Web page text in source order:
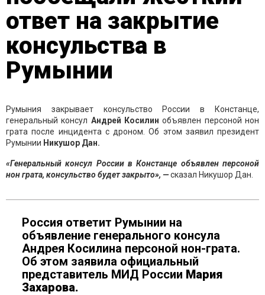
ответ на закрытие
консульства в
Румынии
Румыния закрывает консульство России в Констанце,
генеральный консул Андрей Косилин объявлен персоной нон
грата после инцидента с дроном. Об этом заявил президент
Румынии Никушор Дан.
«Генеральный консул России в Констанце объявлен персоной
нон грата, консульство будет закрыто», —сказал Никушор Дан.
Россия ответит Румынии на
объявление генерального консула
Андрея Косилина персоной нон-грата.
Об этом заявила официальный
представитель МИД России Мария
Захарова.